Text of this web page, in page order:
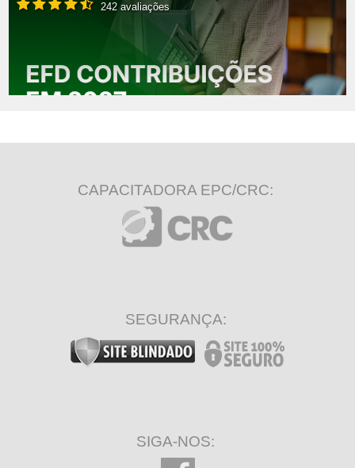
242 avaliações
CAPACITADORA EPC/CRC:
SEGURANÇA:
SIGA-NOS: